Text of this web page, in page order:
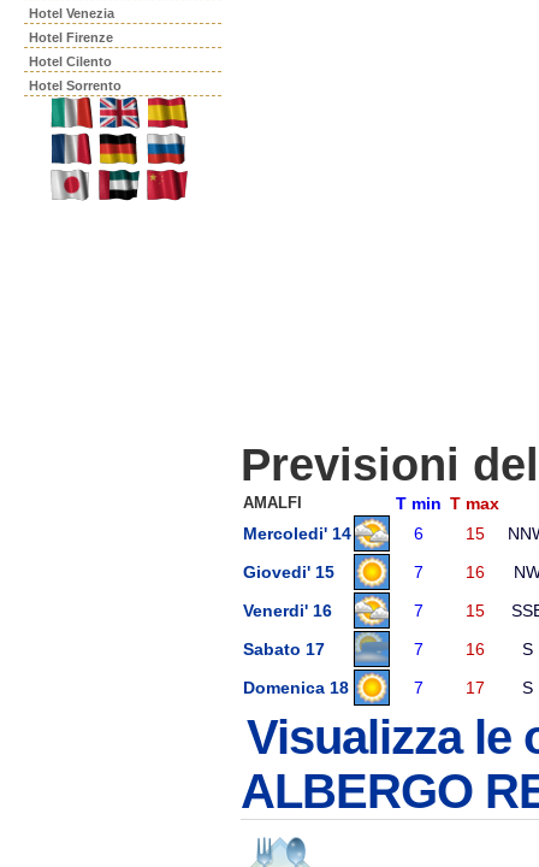
Hotel Venezia
Hotel Firenze
Hotel Cilento
Hotel Sorrento
Previsioni
AMALFI T min T max
Mercoledi' 14
6 15
Giovedi' 15
7 16
Venerdi' 16
7 15
Sabato 17
7 16
S
Domenica 18
7 17 S
Visualizza le
ALBERGO